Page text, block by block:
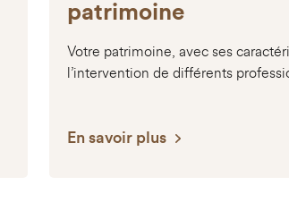
patrimoine
Votre patrimoine, avec ses
l’intervention de différents
En savoir plus